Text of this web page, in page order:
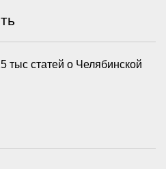
тыс статей о Челябинской